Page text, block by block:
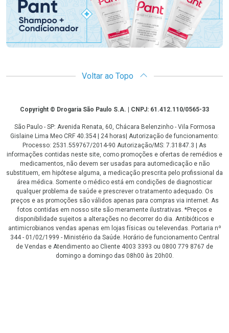
Voltar ao Topo
CopyrightCopyright © Drogaria São Paulo S.A. | CNPJ: 61.412.110/0565-33
São Paulo - SP: Avenida Renata, 60, Chácara Belenzinho - Vila Formosa
Gislaine Lima Meo CRF 40.354 | 24 horas| Autorização de funcionamento:
Processo: 2531.559767/2014-90 Autorização/MS: 7.31847.3 | As
informações contidas neste site, como promoções e ofertas de remédios e
medicamentos, não devem ser usadas para automedicação e não
substituem, em hipótese alguma, a medicação prescrita pelo profissional da
área médica. Somente o médico está em condições de diagnosticar
qualquer problema de saúde e prescrever o tratamento adequado. Os
preços e as promoções são válidos apenas para compras via internet. As
fotos contidas em nosso site são meramente ilustrativas. *Preços e
disponibilidade sujeitos a alterações no decorrer do dia. Antibióticos e
antimicrobianos vendas apenas em lojas físicas ou televendas. Portaria nº
344 - 01/02/1999 - Ministério da Saúde. Horário de funcionamento Central
de Vendas e Atendimento ao Cliente 4003 3393 ou 0800 779 8767 de
domingo a domingo das 08h00 às 20h00.